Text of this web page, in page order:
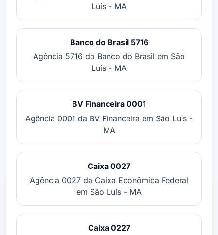
Luís - MA
Banco do Brasil 5716
Agência 5716 do Banco do Brasil em São
Luís - MA
BV Financeira 0001
Agência 0001 da BV Financeira em São Luís -
MA
Caixa 0027
Agência 0027 da Caixa Econômica Federal
em São Luís - MA
Caixa 0227